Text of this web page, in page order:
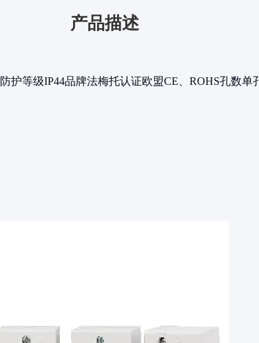
产品描述
防护等级IP44品牌法梅托认证欧盟CE、ROHS孔数单